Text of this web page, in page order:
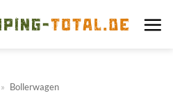
» Bollerwagen